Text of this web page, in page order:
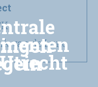
van de Lune